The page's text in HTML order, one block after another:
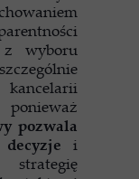
z wyboru
kancelarii
pozwala
i